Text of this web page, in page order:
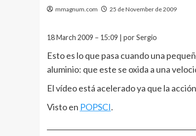
mmagnum.com 25 de November de 2009
18 March 2009 – 15:09 | por Sergio
Esto es lo que pasa cuando una
aluminio: que este se oxida a una
El vídeo está acelerado ya que la
Visto en POPSCI.